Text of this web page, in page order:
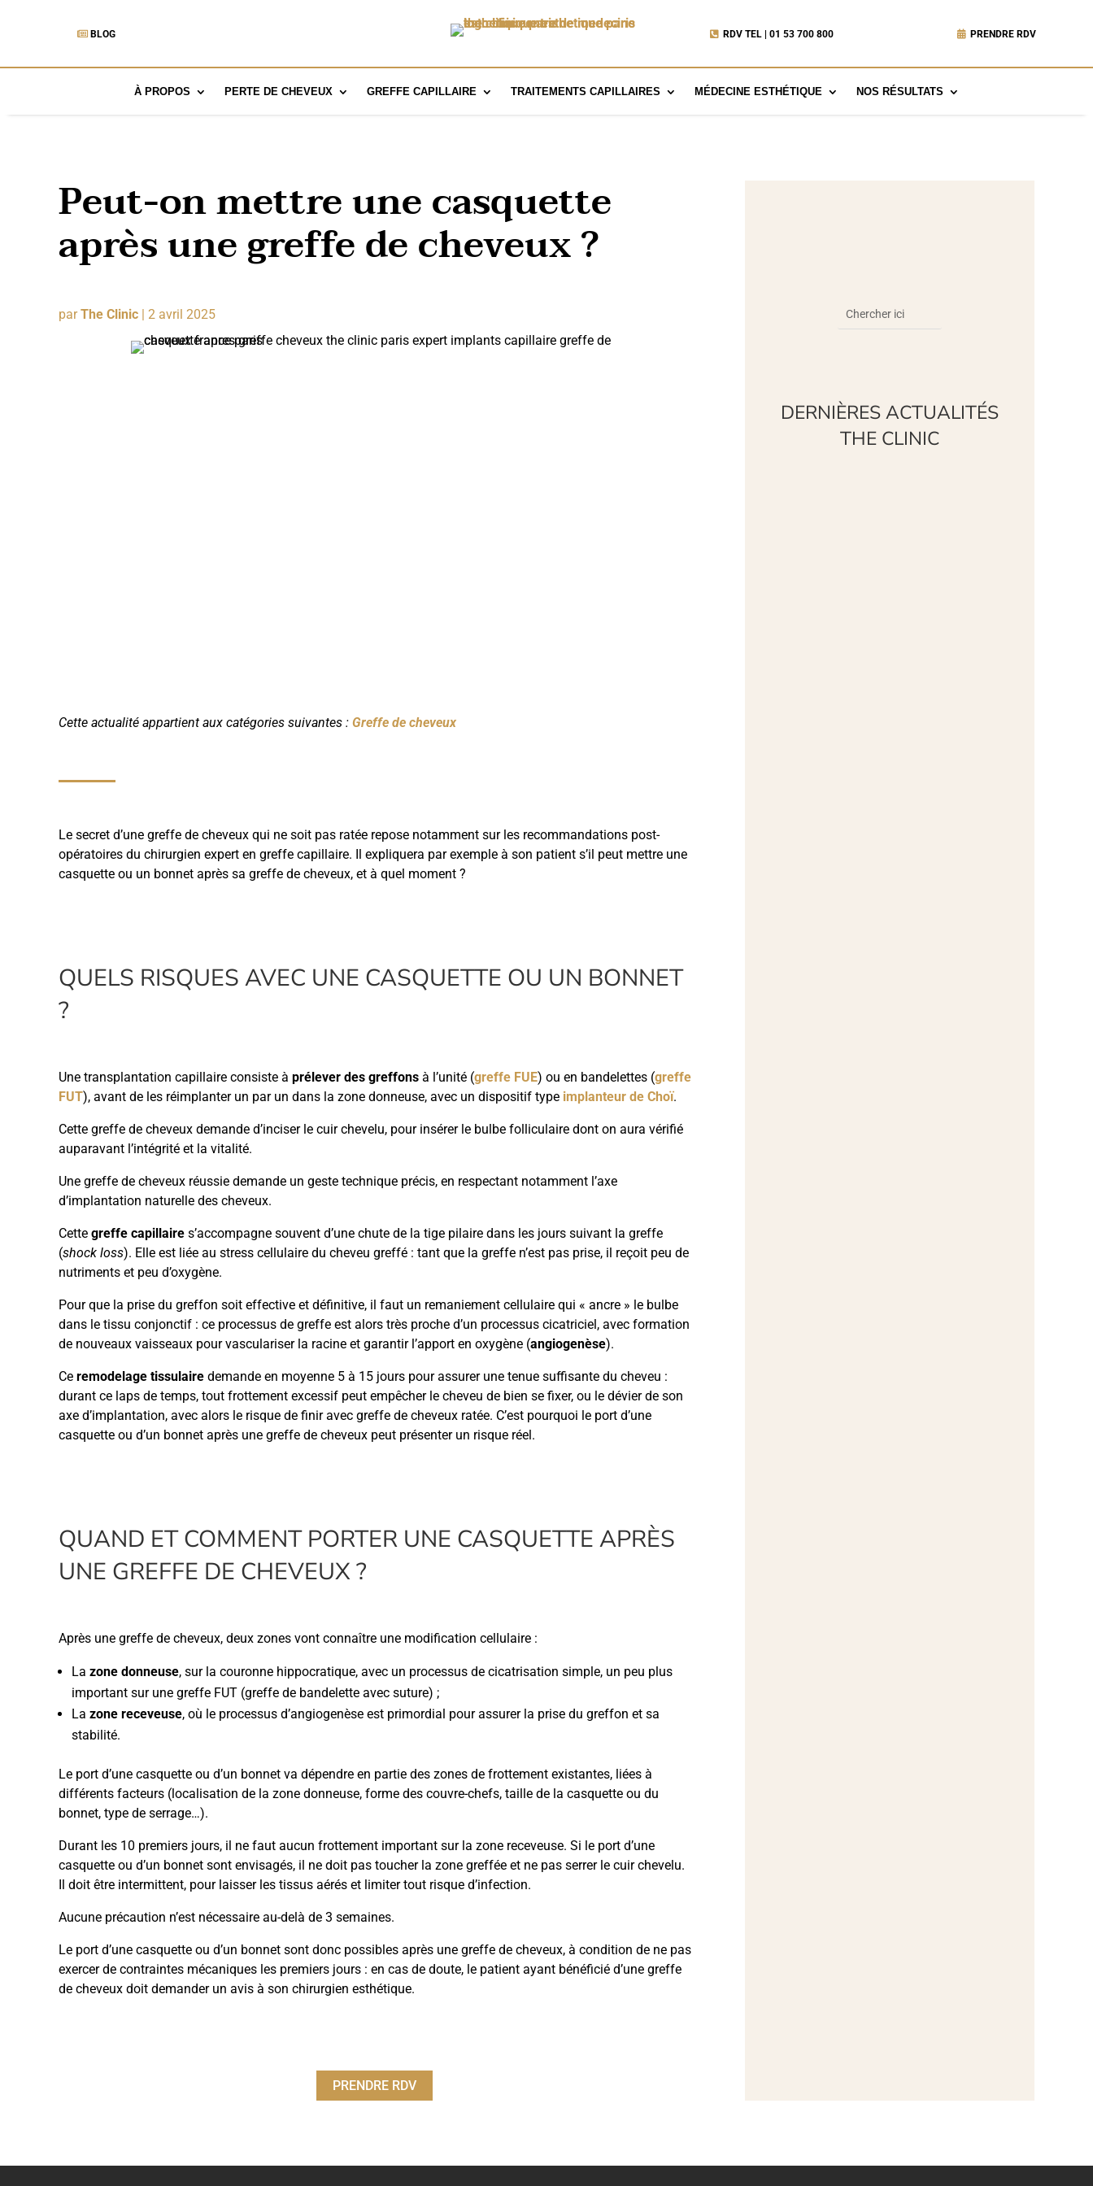
BLOG RDV TEL | 01 53 700 800 PRENDRE RDV
À PROPOS PERTE DE CHEVEUX GREFFE CAPILLAIRE TRAITEMENTS CAPILLAIRES MÉDECINE ESTHÉTIQUE NOS RÉSULTATS
Peut-on mettre une casquette
après une greffe de cheveux ?
parThe Clinic | 2 avril 2025
Cette actualité appartient aux catégories suivantes : Greffe de cheveux
Le secret d’une greffe de cheveux qui ne soit pas ratée repose notamment sur les recommandations post-
opératoires du chirurgien expert en greffe capillaire. Il expliquera par exemple à son patient s’il peut mettre une
casquette ou un bonnet après sa greffe de cheveux, et à quel moment ?
QUELS RISQUES AVEC UNE CASQUETTE OU UN BONNET
?
Une transplantation capillaire consiste à prélever des greffons à l’unité (greffe FUE) ou en bandelettes (greffe
FUT), avant de les réimplanter un par un dans la zone donneuse, avec un dispositif type implanteur de Choï.
Cette greffe de cheveux demande d’inciser le cuir chevelu, pour insérer le bulbe folliculaire dont on aura vérifié
auparavant l’intégrité et la vitalité.
Une greffe de cheveux réussie demande un geste technique précis, en respectant notamment l’axe
d’implantation naturelle des cheveux.
Cette greffe capillaire s’accompagne souvent d’une chute de la tige pilaire dans les jours suivant la greffe
(shock loss). Elle est liée au stress cellulaire du cheveu greffé : tant que la greffe n’est pas prise, il reçoit peu de
nutriments et peu d’oxygène.
Pour que la prise du greffon soit effective et définitive, il faut un remaniement cellulaire qui « ancre » le bulbe
dans le tissu conjonctif : ce processus de greffe est alors très proche d’un processus cicatriciel, avec formation
de nouveaux vaisseaux pour vasculariser la racine et garantir l’apport en oxygène (angiogenèse).
Ce remodelage tissulaire demande en moyenne 5 à 15 jours pour assurer une tenue suffisante du cheveu :
durant ce laps de temps, tout frottement excessif peut empêcher le cheveu de bien se fixer, ou le dévier de son
axe d’implantation, avec alors le risque de finir avec greffe de cheveux ratée. C’est pourquoi le port d’une
casquette ou d’un bonnet après une greffe de cheveux peut présenter un risque réel.
QUAND ET COMMENT PORTER UNE CASQUETTE APRÈS
UNE GREFFE DE CHEVEUX ?
Après une greffe de cheveux, deux zones vont connaître une modification cellulaire :
La zone donneuse, sur la couronne hippocratique, avec un processus de cicatrisation simple, un peu plus
important sur une greffe FUT (greffe de bandelette avec suture) ;
La zone receveuse, où le processus d’angiogenèse est primordial pour assurer la prise du greffon et sa
stabilité.
Le port d’une casquette ou d’un bonnet va dépendre en partie des zones de frottement existantes, liées à
différents facteurs (localisation de la zone donneuse, forme des couvre-chefs, taille de la casquette ou du
bonnet, type de serrage…).
Durant les 10 premiers jours, il ne faut aucun frottement important sur la zone receveuse. Si le port d’une
casquette ou d’un bonnet sont envisagés, il ne doit pas toucher la zone greffée et ne pas serrer le cuir chevelu.
Il doit être intermittent, pour laisser les tissus aérés et limiter tout risque d’infection.
Aucune précaution n’est nécessaire au-delà de 3 semaines.
Le port d’une casquette ou d’un bonnet sont donc possibles après une greffe de cheveux, à condition de ne pas
exercer de contraintes mécaniques les premiers jours : en cas de doute, le patient ayant bénéficié d’une greffe
de cheveux doit demander un avis à son chirurgien esthétique.
PRENDRE RDV
DERNIÈRES ACTUALITÉS
THE CLINIC